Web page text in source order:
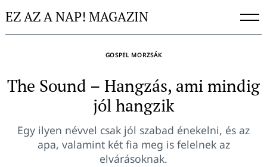
toEZ AZ A NAP! MAGAZIN
GOSPEL MORZSÁK
The Sound – Hangzás, ami mindig
jól hangzik
Egy ilyen névvel csak jól szabad énekelni, és az
apa, valamint két fia meg is felelnek az
elvárásoknak.